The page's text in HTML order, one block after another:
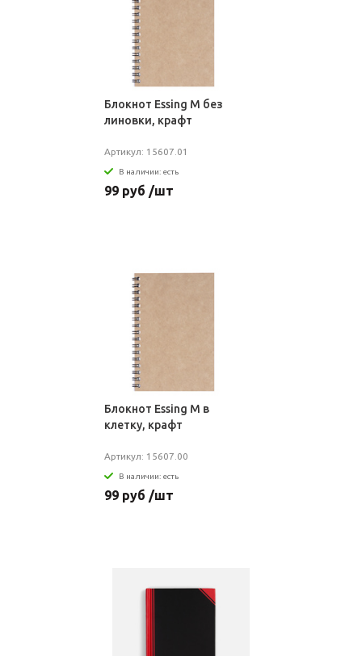
Блокнот Essing M без
линовки, крафт
Артикул: 15607.01
В наличии: есть
99 руб /шт
Блокнот Essing M в
клетку, крафт
Артикул: 15607.00
В наличии: есть
99 руб /шт